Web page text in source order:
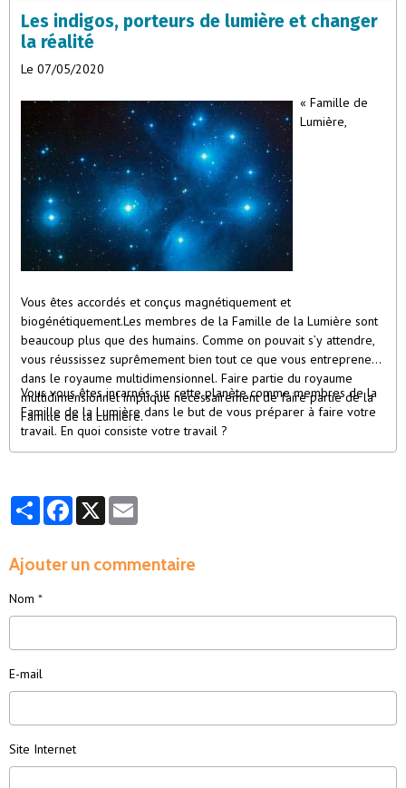
matière) plus trois (l’esprit) égalent sept, le nombre de l’homme.
La tête, c’est le trois ; les deux bras et les deux jambes, le
donc au quatre pour former un être vivant : le sept.”
Omraam Mikhaël Aïvanhov
Les indigos, porteurs de lumière et changer
la réalité
Le 07/05/2020
« Famille de
Lumière,
Vous êtes accordés et conçus magnétiquement et
biogénétiquement.Les membres de la Famille de la Lumière sont
beaucoup plus que des humains. Comme on pouvait s’y attendre,
vous réussissez suprêmement bien tout ce que vous entreprenez
dans le royaume multidimensionnel. Faire partie du royaume
multidimensionnel implique nécessairement de faire partie de la
Famille de la Lumière.
Vous vous êtes incarnés sur cette planète comme membres de la
Famille de la Lumière dans le but de vous préparer à faire votre
travail. En quoi consiste votre travail ?
PartagerFacebook
X
Ajouter un commentaire
Nom
E-mail
Site Internet